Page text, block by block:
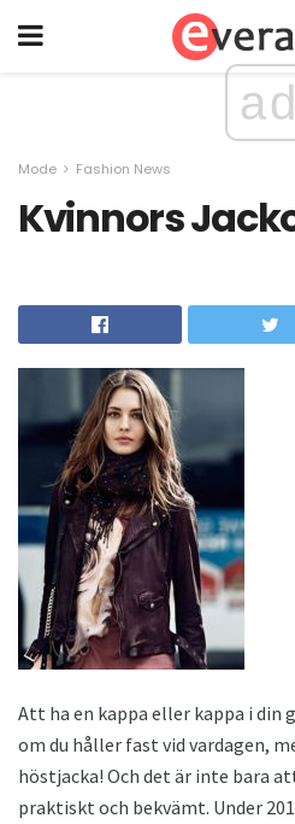
ad
Mode Fashion News
Kvinnors
Att ha en kappa eller kappa i din
om du håller fast vid vardagen,
höstjacka! Och det är inte bara
praktiskt och bekvämt. Under